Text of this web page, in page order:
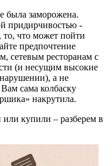
была заморожена.
придирчивостью -
то, что может пойти
предпочтение
сетевым ресторанам с
(и несущим высокие
а не
сама колбаску
накрутила.
купили – разберем в